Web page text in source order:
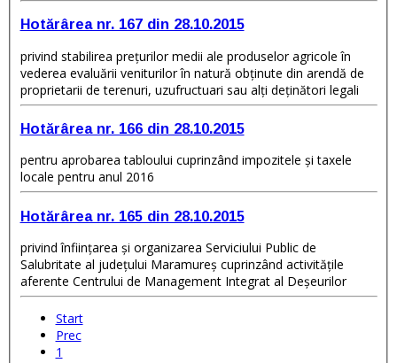
Hotărârea nr. 167 din 28.10.2015
privind stabilirea preţurilor medii ale produselor agricole în
vederea evaluării veniturilor în natură obţinute din arendă de
proprietarii de terenuri, uzufructuari sau alţi deţinători legali
Hotărârea nr. 166 din 28.10.2015
pentru aprobarea tabloului cuprinzând impozitele şi taxele
locale pentru anul 2016
Hotărârea nr. 165 din 28.10.2015
privind înfiinţarea şi organizarea Serviciului Public de
Salubritate al judeţului Maramureş cuprinzând activităţile
aferente Centrului de Management Integrat al Deşeurilor
Start
Prec
1